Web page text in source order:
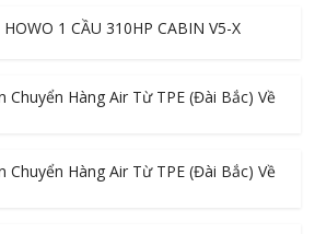
HOWO 1 CẦU 310HP CABIN V5-X
Chuyển Hàng Air Từ TPE (Đài Bắc) Về
Chuyển Hàng Air Từ TPE (Đài Bắc) Về